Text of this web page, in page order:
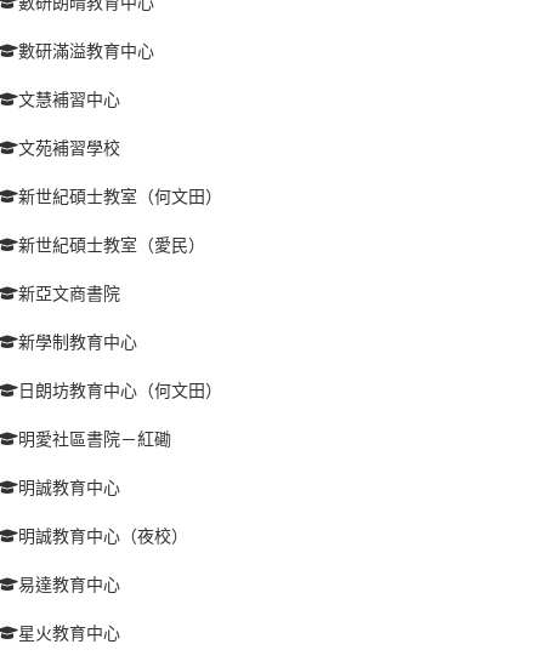
數研滿溢教育中心
文慧補習中心
文苑補習學校
新世紀碩士教室（何文田）
新世紀碩士教室（愛民）
新亞文商書院
新學制教育中心
日朗坊教育中心（何文田）
明愛社區書院－紅磡
明誠教育中心
明誠教育中心（夜校）
易達教育中心
星火教育中心